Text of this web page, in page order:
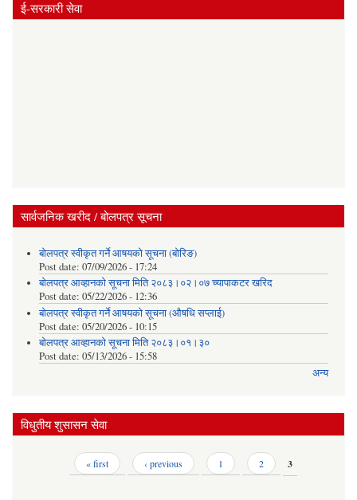
ई-सरकारी सेवा
सार्वजनिक खरीद / बोलपत्र सूचना
बोलपत्र स्वीकृत गर्ने आषयको सूचना (बोरिङ)
Post date: 07/09/2026 - 17:24
बोलपत्र आव्हानको सूचना मिति २०८३।०२।०७ च्यापाकटर खरिद
Post date: 05/22/2026 - 12:36
बोलपत्र स्वीकृत गर्ने आषयको सूचना (औषधि सप्लाई)
Post date: 05/20/2026 - 10:15
बोलपत्र आव्हानको सूचना मिति २०८३।०१।३०
Post date: 05/13/2026 - 15:58
अन्य
विधुतीय शुसासन सेवा
« first ‹ previous 1 2 3